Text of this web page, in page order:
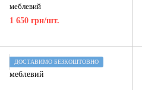
меблевий
1 650 грн/шт.
ДОСТАВИМО БЕЗКОШТОВНО